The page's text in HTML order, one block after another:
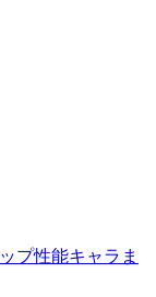
プ性能キャラま